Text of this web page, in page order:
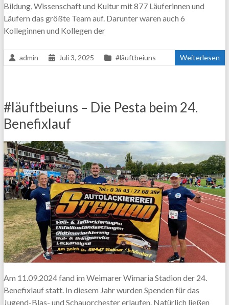
Bildung, Wissenschaft und Kultur mit 877 Läuferinnen und
Läufern das größte Team auf. Darunter waren auch 6
Kolleginnen und Kollegen der
admin Juli 3, 2025 #läuftbeiuns Weiterlesen
#läuftbeiuns – Die Pesta beim 24.
Benefixlauf
Am 11.09.2024 fand im Weimarer Wimaria Stadion der 24.
Benefixlauf statt. In diesem Jahr wurden Spenden für das
Jugend-Blas- und Schauorchester erlaufen. Natürlich ließen